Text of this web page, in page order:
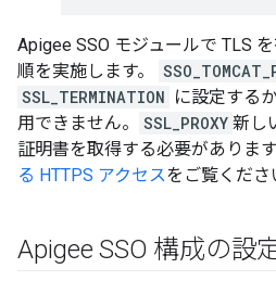
Apigee SSO モジュールで TLS
順を実施します。
SSL_TERMINATION に設定する
用できません。
SSL_PROXY 新し
証明書を取得する必要があります
る HTTPS アクセスをご覧くださ
Apigee SSO 構成の設